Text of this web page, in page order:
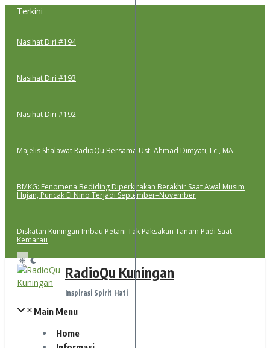
Lewati
Terkini
Nasihat Diri #194
Nasihat Diri #193
Nasihat Diri #192
Majelis Shalawat RadioQu Bersama Ust. Ahmad Dimyati, Lc., MA
BMKG: Fenomena Bediding Diperkirakan Berakhir Saat Awal Musim
Hujan, Puncak El Nino Terjadi September–November
Diskatan Kuningan Imbau Petani Tak Paksakan Tanam Padi Saat
Kemarau
RadioQu Kuningan
Inspirasi Spirit Hati
Main Menu
Home